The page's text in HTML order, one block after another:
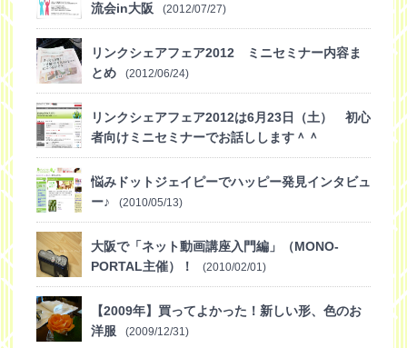
流会in大阪
(2012/07/27)
リンクシェアフェア2012 ミニセミナー内容ま
とめ
(2012/06/24)
リンクシェアフェア2012は6月23日（土） 初心
者向けミニセミナーでお話しします＾＾
(2012/06/19)
悩みドットジェイピーでハッピー発見インタビュ
ー♪
(2010/05/13)
大阪で「ネット動画講座入門編」（MONO-
PORTAL主催）！
(2010/02/01)
【2009年】買ってよかった！新しい形、色のお
洋服
(2009/12/31)